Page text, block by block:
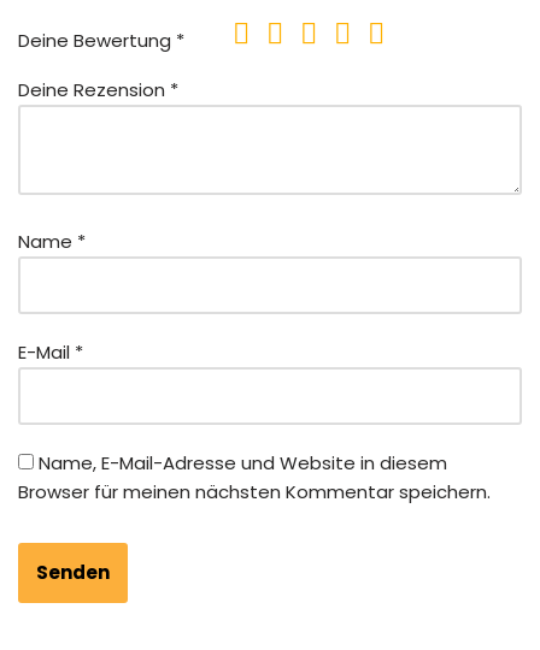
Deine Bewertung *
Deine Rezension *
Name *
E-Mail *
Name, E-Mail-Adresse und Website in diesem
Browser für meinen nächsten Kommentar speichern.